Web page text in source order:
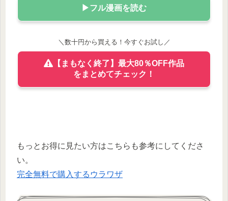
▶フル漫画を読む
＼数十円から買える！今すぐお試し／
【まもなく終了】最大80％OFF作品
をまとめてチェック！
もっとお得に見たい方はこちらも参考にしてくださ
い。
完全無料で購入するウラワザ